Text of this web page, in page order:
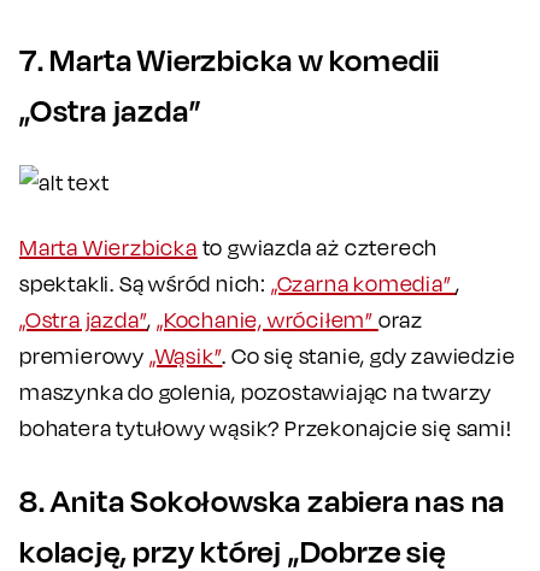
7. Marta Wierzbicka w komedii
„Ostra jazda”
Marta Wierzbicka to gwiazda aż czterech
spektakli. Są wśród nich: „Czarna komedia”,
„Ostra jazda”,„Kochanie, wróciłem” oraz
premierowy „Wąsik”. Co się stanie, gdy zawiedzie
maszynka do golenia, pozostawiając na twarzy
bohatera tytułowy wąsik? Przekonajcie się sami!
8. Anita Sokołowska zabiera nas na
kolację, przy której „Dobrze się